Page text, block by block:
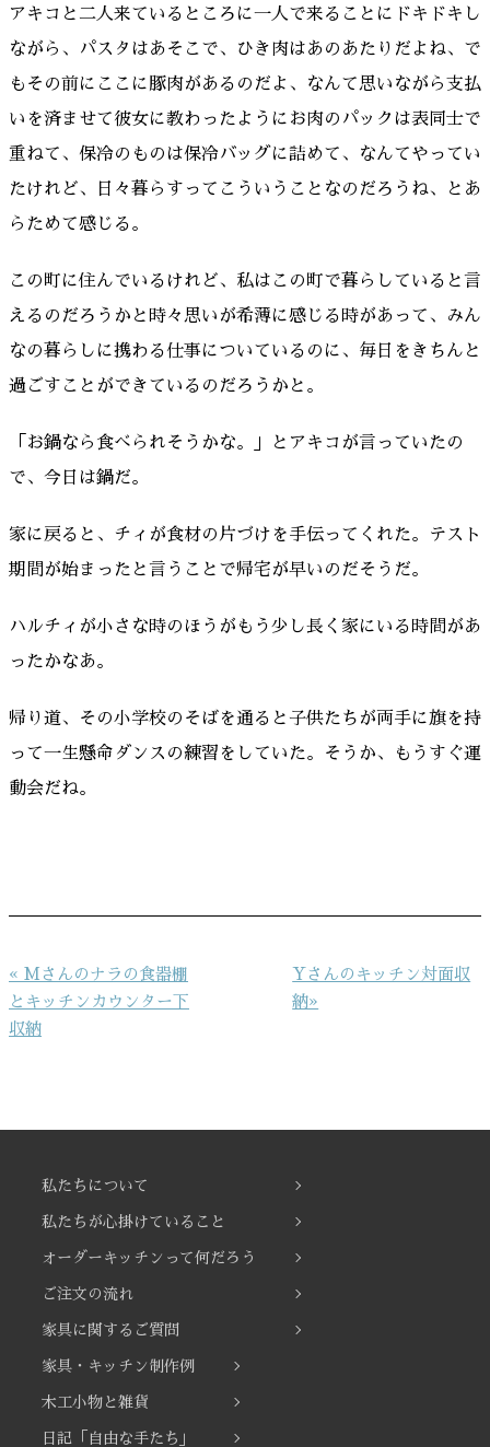
アキコと二人来ているところに一人で来ることにドキドキし
ながら、パスタはあそこで、ひき肉はあのあたりだよね、で
もその前にここに豚肉があるのだよ、なんて思いながら支払
いを済ませて彼女に教わったようにお肉のパックは表同士で
重ねて、保冷のものは保冷バッグに詰めて、なんてやってい
たけれど、日々暮らすってこういうことなのだろうね、とあ
らためて感じる。
この町に住んでいるけれど、私はこの町で暮らしていると言
えるのだろうかと時々思いが希薄に感じる時があって、みん
なの暮らしに携わる仕事についているのに、毎日をきちんと
過ごすことができているのだろうかと。
「お鍋なら食べられそうかな。」とアキコが言っていたの
で、今日は鍋だ。
家に戻ると、チィが食材の片づけを手伝ってくれた。テスト
期間が始まったと言うことで帰宅が早いのだそうだ。
ハルチィが小さな時のほうがもう少し長く家にいる時間があ
ったかなあ。
帰り道、その小学校のそばを通ると子供たちが両手に旗を持
って一生懸命ダンスの練習をしていた。そうか、もうすぐ運
動会だね。
投
稿
ナ
« Mさんのナラの食器棚
とキッチンカウンター下
収納
Yさんのキッチン対面収
納»
私たちについて
私たちが心掛けていること
オーダーキッチンって何だろう
ご注文の流れ
家具に関するご質問
家具・キッチン制作例
木工小物と雑貨
日記「自由な手たち」